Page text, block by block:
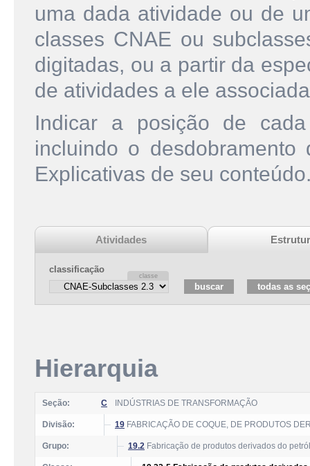
uma dada atividade ou de
classes CNAE ou
digitadas, ou a partir da
de atividades a ele
Indicar a posição de
incluindo o
Explicativas de seu
Atividades
classificação
Hierarquia
Seção: C INDÚSTRIAS DE TRANSFORMAÇÃO
Divisão: 19 FABRICAÇÃO DE COQUE, DE PRODUTOS
Grupo: 19.2 Fabricação de produtos derivados do